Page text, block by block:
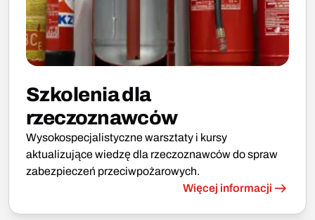
Szkolenia dla
rzeczoznawców
Wysokospecjalistyczne warsztaty i kursy
aktualizujące wiedzę dla rzeczoznawców do spraw
zabezpieczeń przeciwpożarowych.
Więcej informacji